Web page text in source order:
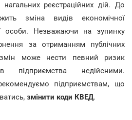
реєстраційних дій. До
зміна видів економічної
особи. Незважаючи на зупинку
за отриманням публічних
може нести певний ризик
підприємства недійсними.
підприємствам, що
змінити коди КВЕД.